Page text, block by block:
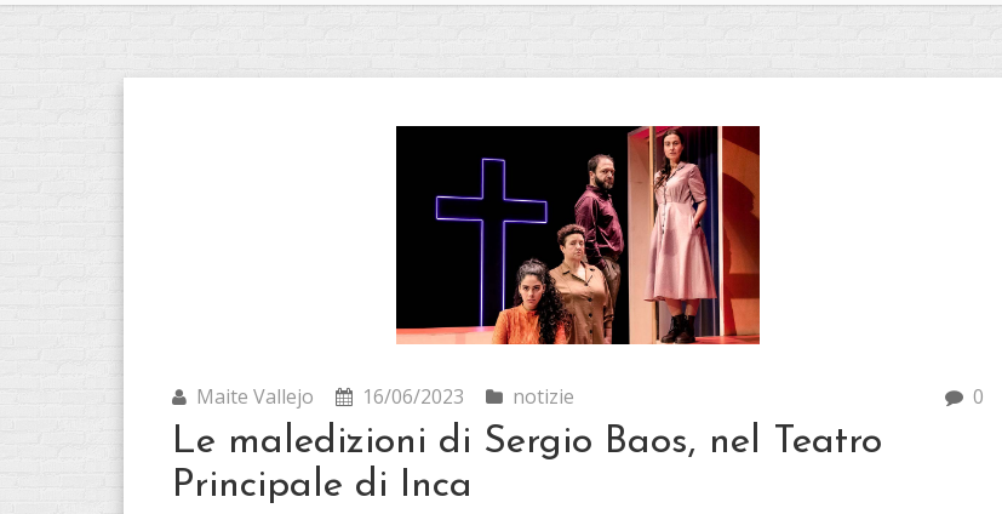
Maite Vallejo 16/06/2023 notizie 0
Le maledizioni di Sergio Baos, nel Teatro
Principale di Inca